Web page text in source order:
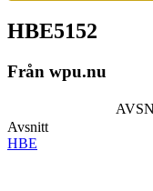
HBE5152
Från wpu.nu
Avsnitt
HBE